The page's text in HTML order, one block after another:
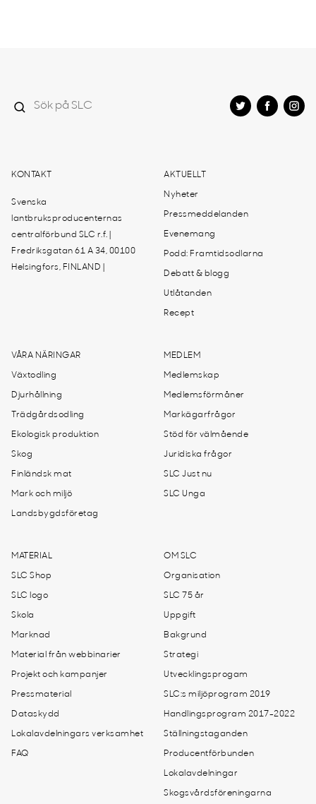
KONTAKT
Svenska
lantbruksproducenternas
centralförbund SLC r.f. |
Fredriksgatan 61 A 34, 00100
Helsingfors, FINLAND |
AKTUELLT
Nyheter
Pressmeddelanden
Evenemang
Podd: Framtidsodlarna
Debatt & blogg
Utlåtanden
Recept
VÅRA NÄRINGAR
Växtodling
Djurhållning
Trädgårdsodling
Ekologisk produktion
Skog
Finländsk mat
Mark och miljö
Landsbygdsföretag
MEDLEM
Medlemskap
Medlemsförmåner
Markägarfrågor
Stöd för välmående
Juridiska frågor
SLC Just nu
SLC Unga
MATERIAL
SLC Shop
SLC logo
Skola
Marknad
Material från webbinarier
Projekt och kampanjer
Pressmaterial
Dataskydd
Lokalavdelningars verksamhet
FAQ
OM SLC
Organisation
SLC 75 år
Uppgift
Bakgrund
Strategi
Utvecklingsprogam
SLC:s miljöprogram 2019
Handlingsprogram 2017-2022
Ställningstaganden
Producentförbunden
Lokalavdelningar
Skogsvårdsföreningarna